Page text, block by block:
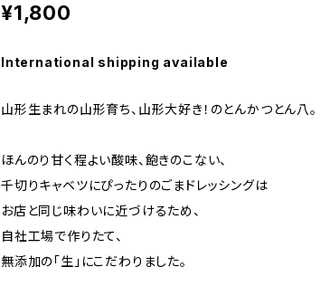
¥1,800
International shipping available
山形生まれの山形育ち、山形大好き！のとんかつとん八。
ほんのり甘く程よい酸味、飽きのこない、
千切りキャベツにぴったりのごまドレッシングは
お店と同じ味わいに近づけるため、
自社工場で作りたて、
無添加の「生」にこだわりました。